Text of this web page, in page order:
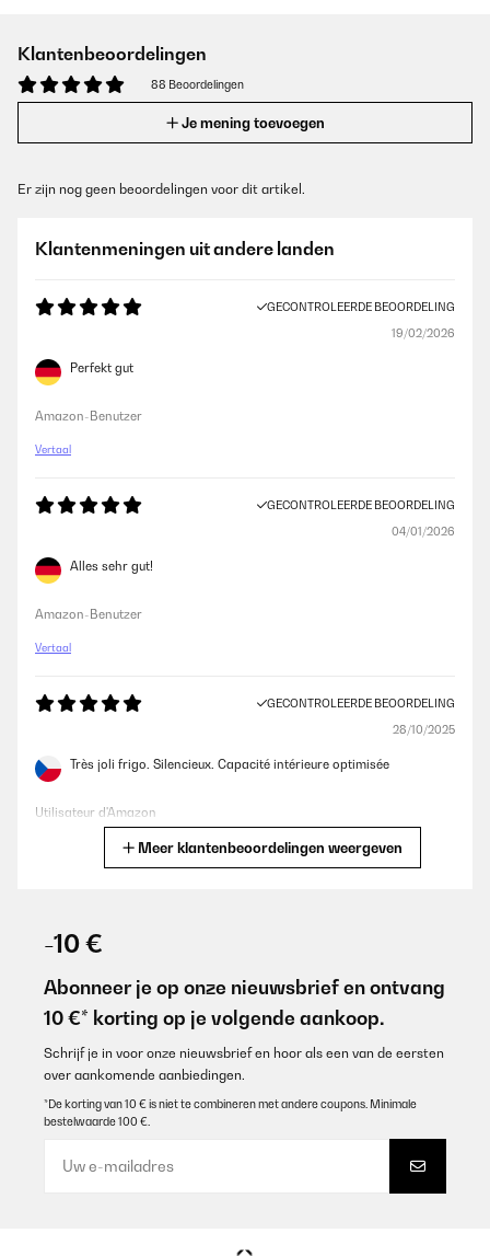
Klantenbeoordelingen
88 Beoordelingen
Je mening toevoegen
Er zijn nog geen beoordelingen voor dit artikel.
Klantenmeningen uit andere landen
GECONTROLEERDE BEOORDELING
19/02/2026
Perfekt gut
Amazon-Benutzer
Vertaal
GECONTROLEERDE BEOORDELING
04/01/2026
Alles sehr gut!
Amazon-Benutzer
Vertaal
GECONTROLEERDE BEOORDELING
28/10/2025
Très joli frigo. Silencieux. Capacité intérieure optimisée
Utilisateur d'Amazon
ist etwas zu hoch.
Amazon-Benutzer
Vertaal
GECONTROLEERDE BEOORDELING
Un premier retour de l’appareil car la façade comportait de
plastique recouvert d’une feuille argent, dommage... Attention
Meer klantenbeoordelingen weergeven
-10 €
Abonneer je op onze nieuwsbrief en ontvang
10 €* korting op je volgende aankoop.
Schrijf je in voor onze nieuwsbrief en hoor als een van de eersten
over aankomende aanbiedingen.
*De korting van 10 € is niet te combineren met andere coupons. Minimale
bestelwaarde 100 €.